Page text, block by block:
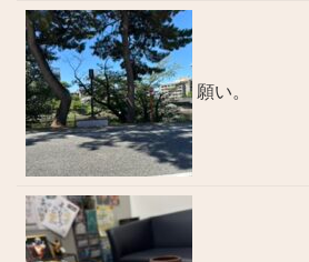
願い。